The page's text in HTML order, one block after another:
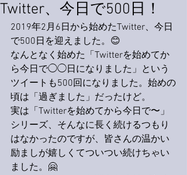
Twitter、今日で500日！
2019年2月6日から始めたTwitter、今日
で500日を迎えました。 😊
なんとなく始めた「Twitterを始めてか
ら今日で◯◯日になりました」という
ツイートも500回になりました。始めの
頃は「過ぎました」だったけど。
実は 「Twitterを始めてから今日で〜」
シリーズ、 そんなに長く続けるつもり
はなかったのですが、皆さんの温かい
励ましが嬉しくてついつい続けちゃい
ました。 🤗